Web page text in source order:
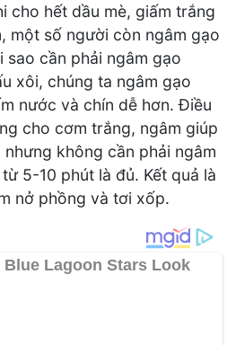
cho hết dầu mè, giấm trắng
một số người còn ngâm gạo
sao cần phải ngâm gạo
xôi, chúng ta ngâm gạo
nước và chín dễ hơn. Điều
cho cơm trắng, ngâm giúp
không cần phải ngâm
5-10 phút là đủ. Kết quả là
nở phồng và tơi xốp.